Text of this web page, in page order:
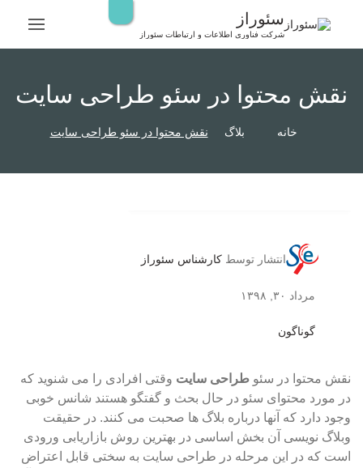
سئوراز
شرکت فناوری اطلاعات و ارتباطات سئوراز
نقش محتوا در سئو طراحی سایت
خانه بلاگ نقش محتوا در سئو طراحی سایت
انتشار توسط کارشناس سئوراز
مرداد ۳۰, ۱۳۹۸
گوناگون
نقش محتوا در سئو طراحی سایت وقتی افرادی را می شنوید که
در مورد محتوای سئو در حال بحث و گفتگو هستند شانس خوبی
وجود دارد که آنها درباره بلاگ ها صحبت می کنند. در حقیقت
وبلاگ نویسی آن بخش اساسی در بهترین روش بازاریابی ورودی
است که در این مرحله در طراحی سایت به سختی قابل اعتراض